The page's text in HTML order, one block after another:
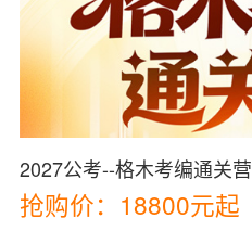
2027公考--格木考编通关营
抢购价：18800元起